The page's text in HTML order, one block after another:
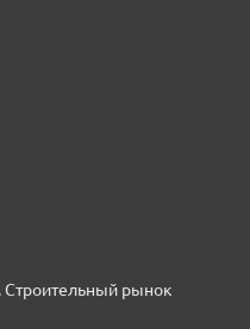
рынок